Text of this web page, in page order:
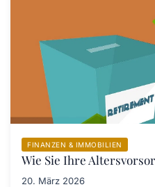
FINANZEN & IMMOBILIEN
Wie Sie Ihre
20. März 2026